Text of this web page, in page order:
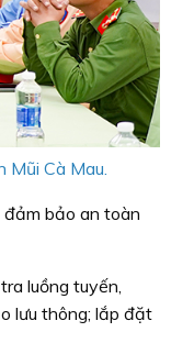
Mũi Cà Mau.
đảm bảo an toàn
luồng tuyến,
lưu thông; lắp đặt